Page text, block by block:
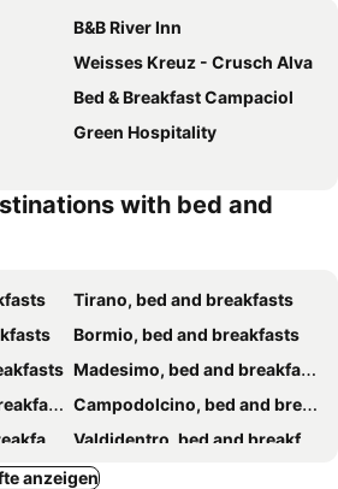
B&B River Inn
Weisses Kreuz - Crusch Alva
Bed & Breakfast Campaciol
Green Hospitality
with bed and
Tirano, bed and breakfasts
Bormio, bed and breakfasts
Madesimo, bed and breakfasts
Campodolcino, bed and breakfasts
Valdidentro, bed and breakfasts
Chur, bed and breakfasts
anzeigen